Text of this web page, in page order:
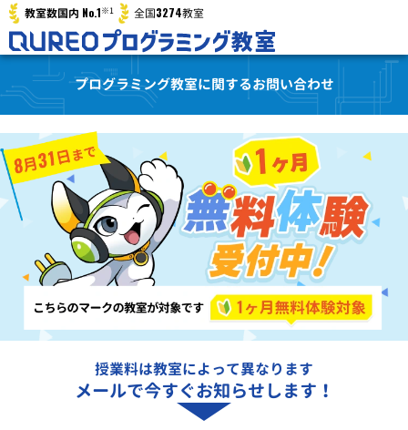
教室数国内 No.1※1 全国3274教室
プログラミング教室に関するお問い合わせ
授業料は教室によって異なります
メールで今すぐお知らせします！